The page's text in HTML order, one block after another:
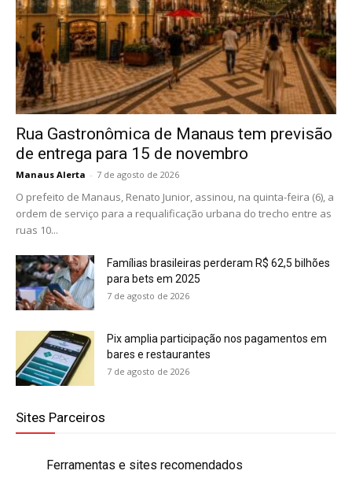
Rua Gastronômica de Manaus tem previsão
de entrega para 15 de novembro
Manaus Alerta - 7 de agosto de 2026
O prefeito de Manaus, Renato Junior, assinou, na quinta-feira (6), a
ordem de serviço para a requalificação urbana do trecho entre as
ruas 10...
Famílias brasileiras perderam R$ 62,5 bilhões
para bets em 2025
7 de agosto de 2026
Pix amplia participação nos pagamentos em
bares e restaurantes
7 de agosto de 2026
Sites Parceiros
Ferramentas e sites recomendados